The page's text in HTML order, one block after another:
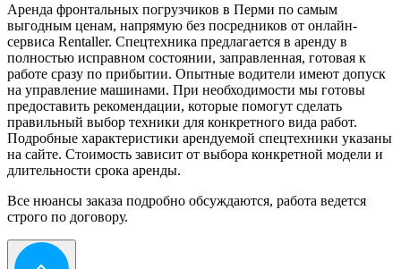
Аренда фронтальных погрузчиков в Перми по самым
выгодным ценам, напрямую без посредников от онлайн-
сервиса Rentaller. Спецтехника предлагается в аренду в
полностью исправном состоянии, заправленная, готовая к
работе сразу по прибытии. Опытные водители имеют допуск
на управление машинами. При необходимости мы готовы
предоставить рекомендации, которые помогут сделать
правильный выбор техники для конкретного вида работ.
Подробные характеристики арендуемой спецтехники указаны
на сайте. Стоимость зависит от выбора конкретной модели и
длительности срока аренды.
Все нюансы заказа подробно обсуждаются, работа ведется
строго по договору.